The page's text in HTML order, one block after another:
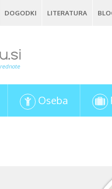
DOGODKI LITERATURA
Oseba